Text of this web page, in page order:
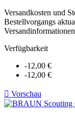
Versandkosten und
Bestellvorgangs
Verfügbarkeit
-12,00 €
-12,00 €
 Vorschau